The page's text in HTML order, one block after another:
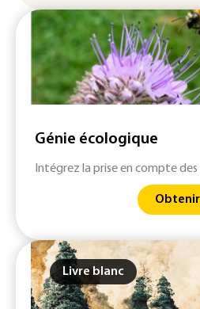
Génie écologique
Intégrez la prise en compte
Obtenir
Livre blanc